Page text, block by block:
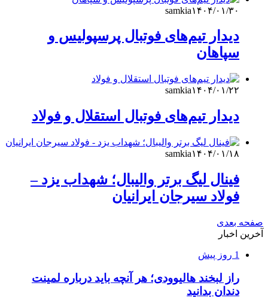
samkia۱۴۰۴/۰۱/۳۰
دیدار تیم‌های فوتبال پرسپولیس و
سپاهان
samkia۱۴۰۴/۰۱/۲۲
دیدار تیم‌های فوتبال استقلال و فولاد
samkia۱۴۰۴/۰۱/۱۸
فینال لیگ برتر والیبال؛ شهداب یزد –
فولاد سیرجان ایرانیان
صفحه بعدی
آخرین اخبار
1 روز پیش
راز لبخند هالیوودی؛ هر آنچه باید درباره لمینت
دندان بدانید